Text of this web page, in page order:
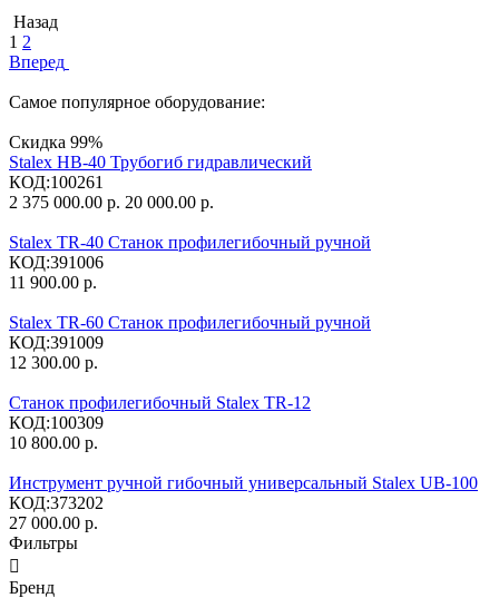
Назад
1 2
Вперед
Самое популярное оборудование:
Скидка 99%
Stalex HB-40 Трубогиб гидравлический
КОД:100261
2 375 000.00 р. 20 000.00 р.
Stalex TR-40 Станок профилегибочный ручной
КОД:391006
11 900.00 р.
Stalex TR-60 Станок профилегибочный ручной
КОД:391009
12 300.00 р.
Станок профилегибочный Stalex TR-12
КОД:100309
10 800.00 р.
Инструмент ручной гибочный универсальный Stalex UB-100
КОД:373202
27 000.00 р.
Фильтры

Бренд